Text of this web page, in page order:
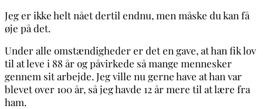
Jeg er ikke helt nået dertil endnu, men måske du kan få
øje på det.
Under alle omstændigheder er det en gave, at han fik lov
til at leve i 88 år og påvirkede så mange mennesker
gennem sit arbejde. Jeg ville nu gerne have at han var
blevet over 100 år, så jeg havde 12 år mere til at lære fra
ham.